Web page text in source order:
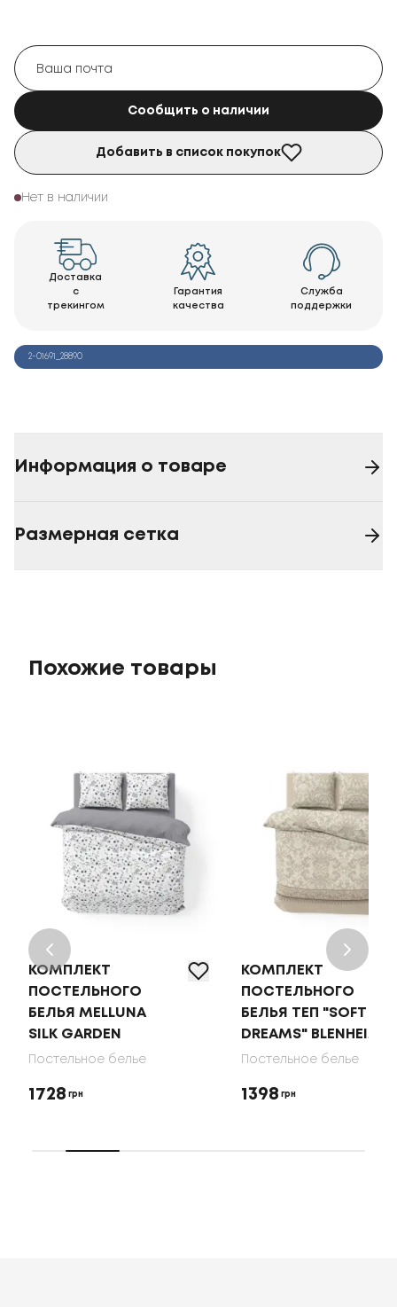
Сообщить о наличии
Добавить в список покупок
Нет в наличии
Доставка
с
трекингом
Гарантия
качества
Служба
поддержки
2-01691_28890
Информация о товаре
Размерная сетка
Похожие товары
КОМПЛЕКТ
ПОСТЕЛЬНОГО
БЕЛЬЯ MELLUNA
SILK GARDEN
Постельное белье
1728 грн
КОМПЛЕКТ
ПОСТЕЛЬНОГО
БЕЛЬЯ ТЕП "SOFT
DREAMS" BLENHEIM
Постельное белье
1398 грн